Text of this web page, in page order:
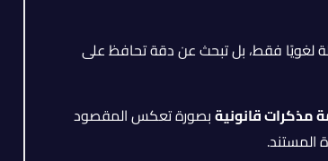
لغويًا فقط، بل تبحث عن دقة تحافظ على
مذكرات قانونيةبصورة تعكس المقصود
المستند.